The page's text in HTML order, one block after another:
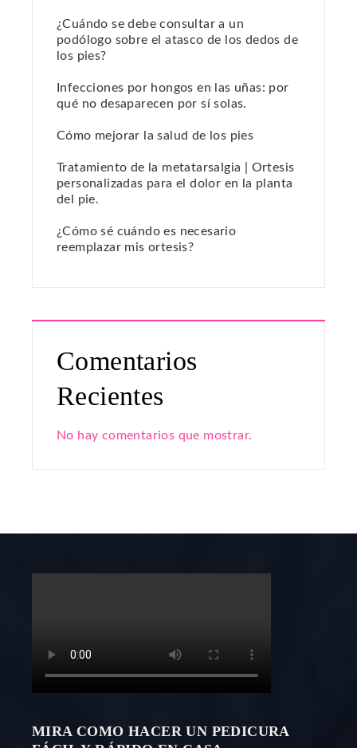
¿Cuándo se debe consultar a un
podólogo sobre el atasco de los dedos de
los pies?
Infecciones por hongos en las uñas: por
qué no desaparecen por sí solas.
Cómo mejorar la salud de los pies
Tratamiento de la metatarsalgia | Ortesis
personalizadas para el dolor en la planta
del pie.
¿Cómo sé cuándo es necesario
reemplazar mis ortesis?
Comentarios
Recientes
No hay comentarios que mostrar.
MIRA COMO HACER UN PEDICURA